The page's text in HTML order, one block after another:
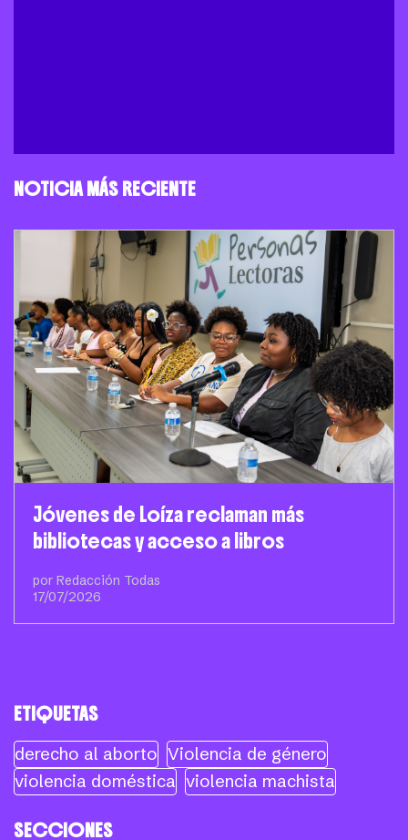
NOTICIA MÁS RECIENTE
Jóvenes de Loíza reclaman más
bibliotecas y acceso a libros
por Redacción Todas
17/07/2026
ETIQUETAS
derecho al aborto Violencia de género
violencia doméstica violencia machista
SECCIONES